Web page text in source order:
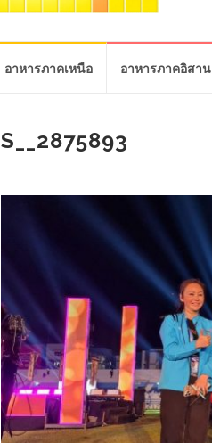
อาหารภาคเหนือ อาหารภาคอิสาน
S__2875893